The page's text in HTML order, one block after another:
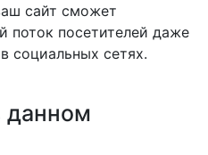
сайт сможет
поток посетителей даже
социальных сетях.
данном